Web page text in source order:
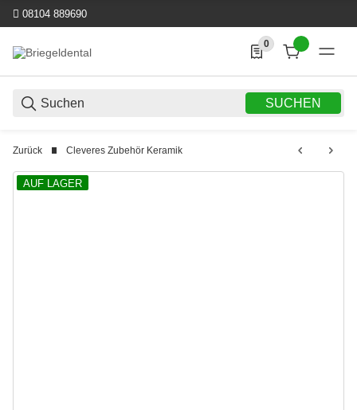
08104 889690
SUCHEN
0
0 Produkte in der
Zurück Cleveres Zubehör Keramik
AUF LAGER